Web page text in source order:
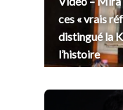
ces « vrais
distingué la
l’histoire